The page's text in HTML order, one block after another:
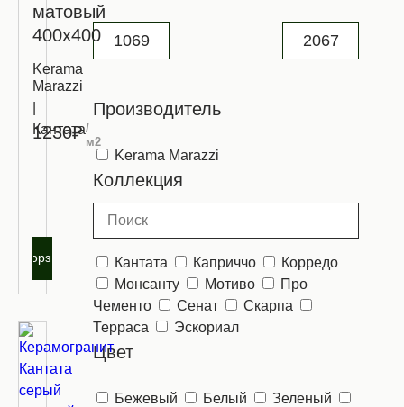
Коллекция
Кантата Каприччо
Корредо
Монсанту
Мотиво
Про
Чементо
Сенат
Скарпа
Терраса
Эскориал
Производитель
Kerama Marazzi
Цвет
Бежевый Белый
Зеленый
матовый
400х400
Kerama
Marazzi
Кантата
1230₽ /
м2
Запросить
В корзину